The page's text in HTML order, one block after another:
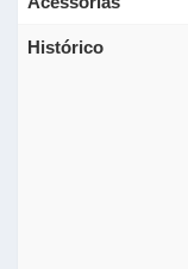
Histórico